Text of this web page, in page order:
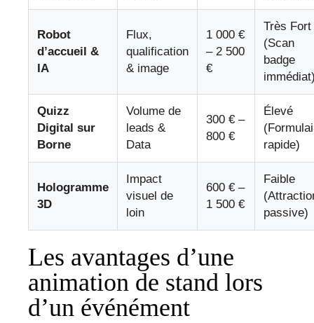
Robot
d’accueil &
IA
Flux,
qualification
& image
1 000 €
– 2 500
€
Très Fort
(Scan
badge
Quizz
Digital sur
Borne
Volume de
leads &
Data
300 € –
800 €
Élevé
rapide)
Hologramme
3D
Impact
visuel de
loin
600 € –
1 500 €
Faible
passive)
Les avantages d’une
animation de stand lors
d’un événément